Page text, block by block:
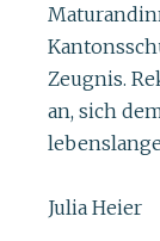
Zeugnis.
an, sich
Julia Heier